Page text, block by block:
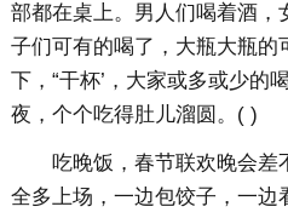
部都在桌上。男人们喝着酒，
子们可有的喝了，大瓶大瓶的
下，“干杯’，大家或多或少的
夜，个个吃得肚儿溜圆。( )
吃晚饭，春节联欢晚会差
全多上场，一边包饺子，一边